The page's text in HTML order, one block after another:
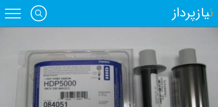
نیازپرداز